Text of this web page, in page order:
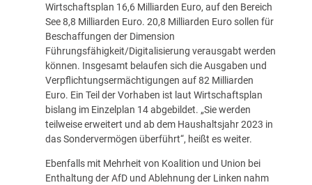
Wirtschaftsplan 16,6 Milliarden Euro, auf den Bereich
See 8,8 Milliarden Euro. 20,8 Milliarden Euro sollen für
Beschaffungen der Dimension
Führungsfähigkeit/Digitalisierung verausgabt werden
können. Insgesamt belaufen sich die Ausgaben und
Verpflichtungsermächtigungen auf 82 Milliarden
Euro. Ein Teil der Vorhaben ist laut Wirtschaftsplan
bislang im Einzelplan 14 abgebildet. „Sie werden
teilweise erweitert und ab dem Haushaltsjahr 2023 in
das Sondervermögen überführt“, heißt es weiter.
Ebenfalls mit Mehrheit von Koalition und Union bei
Enthaltung der AfD und Ablehnung der Linken nahm